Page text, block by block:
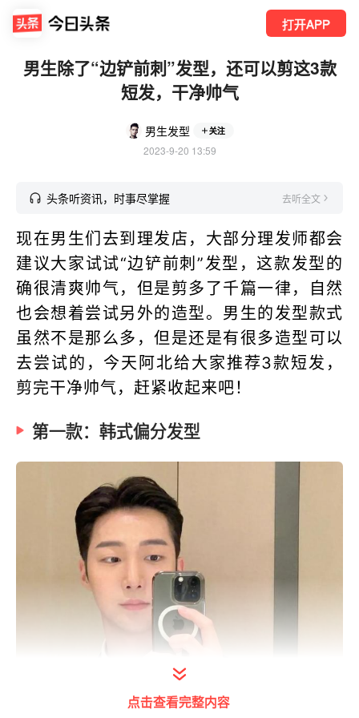
打开APP
男生除了“边铲前刺”发型，还可以剪这3款
短发，干净帅气
男生发型 关注
2023-9-20 13:59
头条听资讯，时事尽掌握 去听全文
现在男生们去到理发店，大部分理发师都会
建议大家试试“边铲前刺”发型，这款发型的
确很清爽帅气，但是剪多了千篇一律，自然
也会想着尝试另外的造型。男生的发型款式
虽然不是那么多，但是还是有很多造型可以
去尝试的，今天阿北给大家推荐3款短发，
剪完干净帅气，赶紧收起来吧！
第一款：韩式偏分发型
点击查看完整内容